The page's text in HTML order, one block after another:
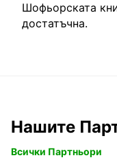
Шофьорската
достатъчна.
Нашите
Всички Партньори